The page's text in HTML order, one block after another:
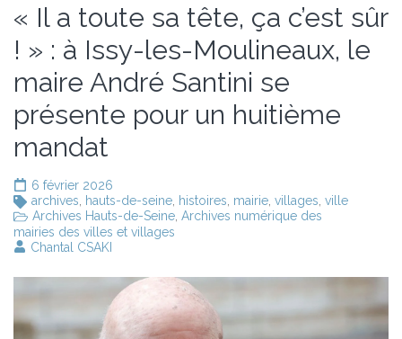
« Il a toute sa tête, ça c’est sûr
! » : à Issy-les-Moulineaux, le
maire André Santini se
présente pour un huitième
mandat
6 février 2026
archives
hauts-de-seine histoires mairie villages ville
Archives Hauts-de-Seine Archives numérique des
mairies des villes et villages
Chantal CSAKI